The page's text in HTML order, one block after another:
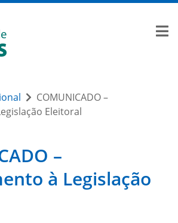
COMUNICADO –
Eleitoral
–
à Legislação